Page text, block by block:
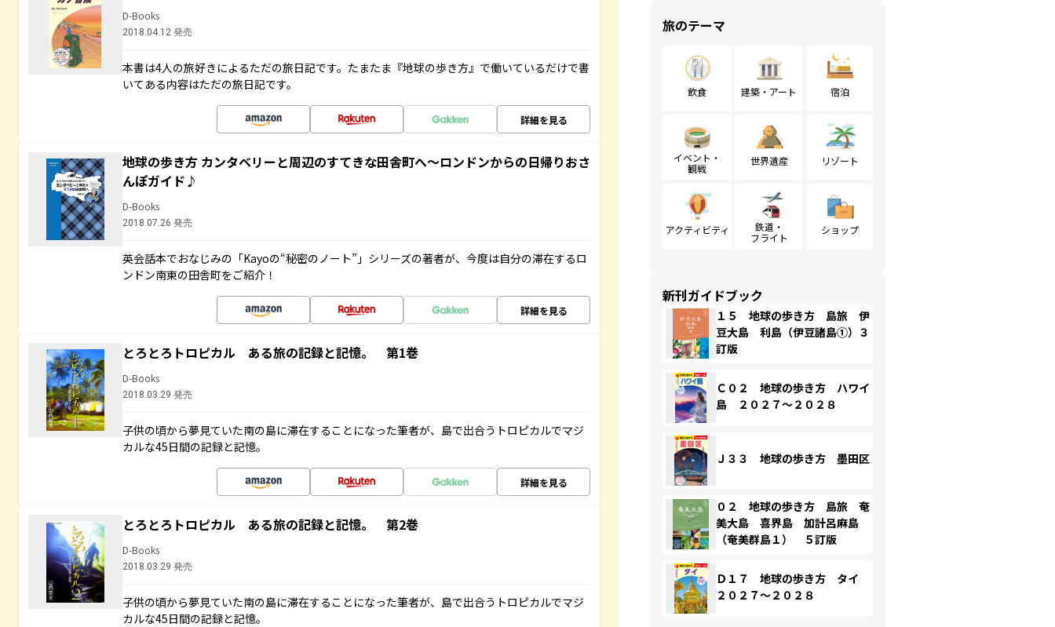
D-Books
2018.04.12 発売
本書は4人の旅好きによるただの旅日記です。たまたま『地球の歩き方』で働いているだけで書
いてある内容はただの旅日記です。
詳細を見る
地球の歩き方 カンタベリーと周辺のすてきな田舎町へ～ロンドンからの日帰りおさ
んぽガイド♪
D-Books
2018.07.26 発売
英会話本でおなじみの「Kayoの“秘密のノート”」シリーズの著者が、今度は自分の滞在するロ
ンドン南東の田舎町をご紹介！
詳細を見る
とろとろトロピカル ある旅の記録と記憶。 第1巻
D-Books
2018.03.29 発売
子供の頃から夢見ていた南の島に滞在することになった筆者が、島で出合うトロピカルでマジ
カルな45日間の記録と記憶。
詳細を見る
とろとろトロピカル ある旅の記録と記憶。 第2巻
D-Books
2018.03.29 発売
子供の頃から夢見ていた南の島に滞在することになった筆者が、島で出合うトロピカルでマジ
カルな45日間の記録と記憶。
旅のテーマ
飲食 建築・アート 宿泊
イベント・
観戦
世界遺産 リゾート
アクティビティ
鉄道・
フライト
ショップ
新刊ガイドブック
１５ 地球の歩き方 島旅 伊
豆大島 利島（伊豆諸島①）３
訂版
Ｃ０２ 地球の歩き方 ハワイ
島 ２０２７～２０２８
Ｊ３３ 地球の歩き方 墨田区
０２ 地球の歩き方 島旅 奄
美大島 喜界島 加計呂麻島
（奄美群島１） ５訂版
Ｄ１７ 地球の歩き方 タイ
２０２７～２０２８